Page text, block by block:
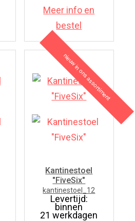
Meer info en
bestel
nieuw in ons assortiment
7
Kantinestoel
"FiveSix"
kantinestoel_12
Levertijd:
binnen
21 werkdagen